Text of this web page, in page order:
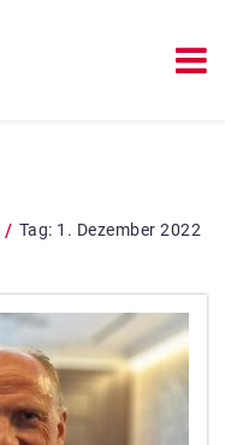
/ Tag: 1. Dezember 2022